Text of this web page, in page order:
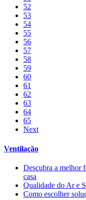
52
53
54
55
56
57
58
59
60
61
62
63
64
65
Next
Ventilação
Descubra a melhor
casa
Qualidade do Ar e
Como escolher